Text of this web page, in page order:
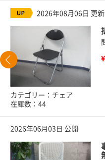
2026年08月06日 更新
カテゴリー：チェア
在庫数：44
2026年06月03日 公開